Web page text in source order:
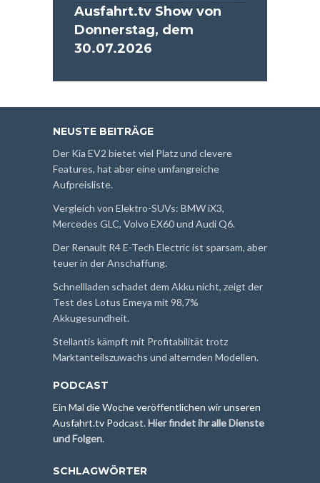
Ausfahrt.tv Show von
Donnerstag, dem
30.07.2026
NEUSTE BEITRÄGE
Der Kia EV2 bietet viel Platz und clevere
Features, hat aber eine umfangreiche
Aufpreisliste.
Vergleich von Elektro-SUVs: BMW iX3,
Mercedes GLC, Volvo EX60 und Audi Q6.
Der Renault R4 E-Tech Electric ist sparsam, aber
teuer in der Anschaffung.
Schnellladen schadet dem Akku nicht, zeigt der
Test des Lotus Emeya mit 98,7%
Akkugesundheit.
Stellantis kämpft mit Profitabilität trotz
Marktanteilszuwachs und alternden Modellen.
PODCAST
Ein Mal die Woche veröffentlichen wir unseren
Ausfahrt.tv Podcast.Hier findet ihr alle Dienste
und Folgen.
SCHLAGWÖRTER